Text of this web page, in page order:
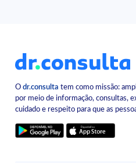
Odr.consulta tem como missão:
por meio de informação, consultas,
cuidado e respeito para que as